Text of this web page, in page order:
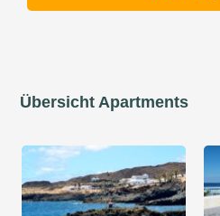
Übersicht Apartments